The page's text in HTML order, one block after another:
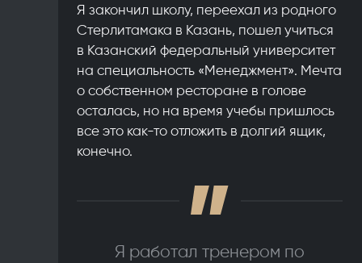
Я закончил школу, переехал из родного
Стерлитамака в Казань, пошел учиться
в Казанский федеральный университет
на специальность «Менеджмент». Мечта
о собственном ресторане в голове
осталась, но на время учебы пришлось
все это как-то отложить в долгий ящик,
конечно.
Я работал тренером по